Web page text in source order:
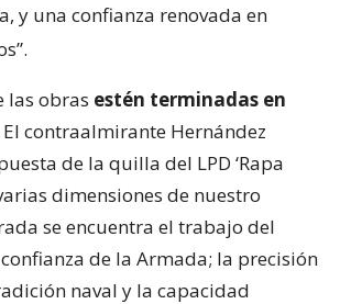
y una confianza renovada en
las obras estén terminadas en
El contraalmirante Hernández
de la quilla del LPD ‘Rapa
dimensiones de nuestro
se encuentra el trabajo del
de la Armada; la precisión
naval y la capacidad